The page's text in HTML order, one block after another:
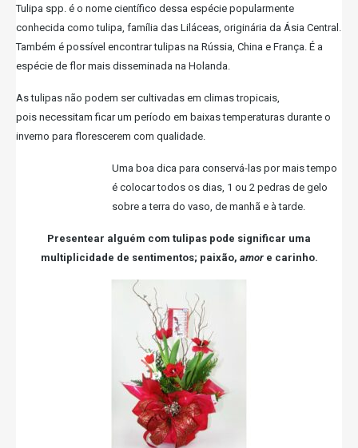
Tulipa spp. é o nome científico dessa espécie popularmente
conhecida como tulipa, família das Liláceas, originária da Ásia Central.
Também é possível encontrar tulipas na Rússia, China e França. É a
espécie de flor mais disseminada na Holanda.
As tulipas não podem ser cultivadas em climas tropicais,
pois necessitam ficar um período em baixas temperaturas durante o
inverno para florescerem com qualidade.
Uma boa dica para conservá-las por mais tempo
é colocar todos os dias, 1 ou 2 pedras de gelo
sobre a terra do vaso, de manhã e à tarde.
Presentear alguém com tulipas pode significar uma
multiplicidade de sentimentos; paixão, amor e carinho.